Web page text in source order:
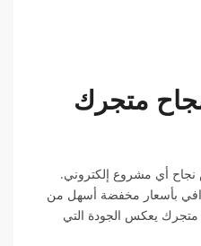
متجرك
أي مشروع إلكتروني.
بأسعار مخفضة أسهل من
يعكس الجودة التي